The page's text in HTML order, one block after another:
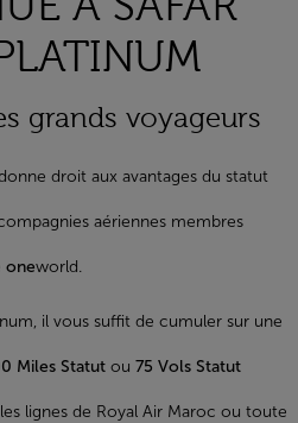
grands voyageurs
droit aux avantages du statut
aériennes membres
oneworld.
il vous suffit de cumuler sur une
Miles Statutou 75 Vols Statut
lignes de Royal Air Maroc ou toute